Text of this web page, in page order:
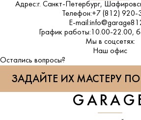
Адрес:г. Санкт-Петербург,
Телефон:+7 (812) 920-
E-mail:
График работы: 10.00-22.00,
Мы в соцсетях:
ВКонтакте
Наш офис
Остались вопросы?
ЗАДАЙТЕ ИХ МАСТЕРУ